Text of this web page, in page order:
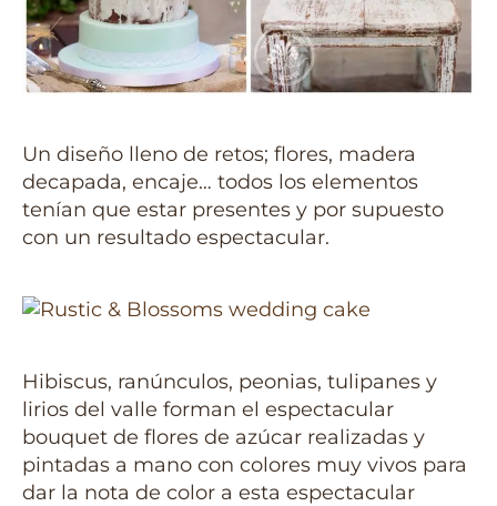
Un diseño lleno de retos; flores, madera
decapada, encaje… todos los elementos
tenían que estar presentes y por supuesto
con un resultado espectacular.
Hibiscus, ranúnculos, peonias, tulipanes y
lirios del valle forman el espectacular
bouquet de flores de azúcar realizadas y
pintadas a mano con colores muy vivos para
dar la nota de color a esta espectacular